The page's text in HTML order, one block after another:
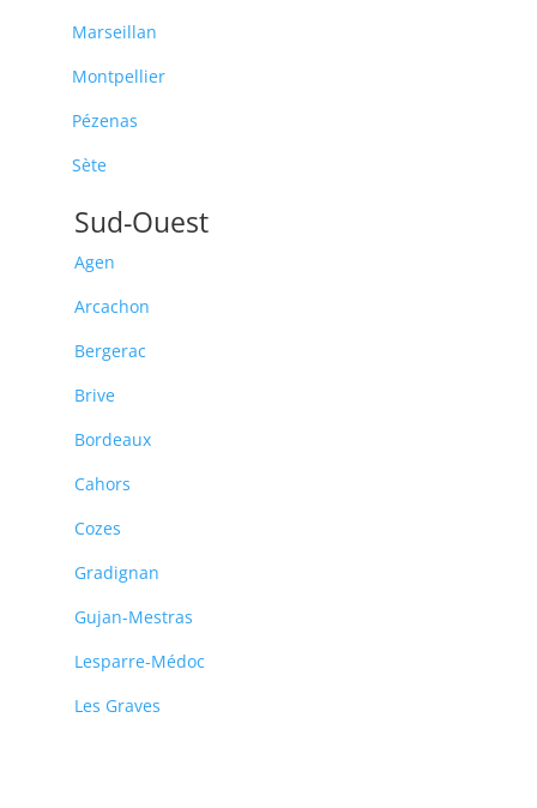
Marseillan
Montpellier
Pézenas
Sète
Sud-Ouest
Agen
Arcachon
Bergerac
Brive
Bordeaux
Cahors
Cozes
Gradignan
Gujan-Mestras
Lesparre-Médoc
Les Graves